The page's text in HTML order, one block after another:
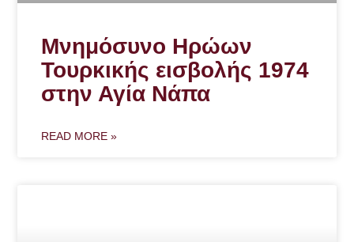
Μνημόσυνο Ηρώων
Τουρκικής εισβολής 1974
στην Αγία Νάπα
READ MORE »